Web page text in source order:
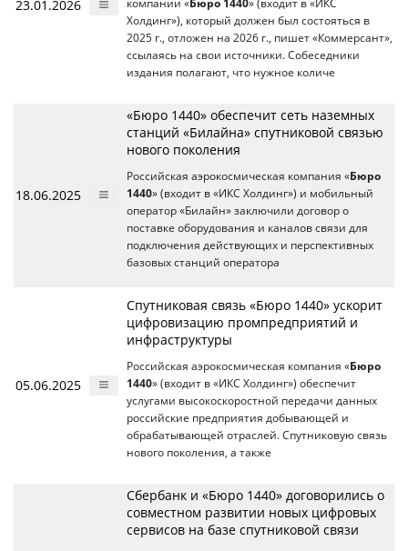
23.01.2026
компании «Бюро 1440» (входит в «ИКС
Холдинг»), который должен был состояться в
2025 г., отложен на 2026 г., пишет «Коммерсант»,
ссылаясь на свои источники. Собеседники
издания полагают, что нужное количе
18.06.2025
«Бюро 1440» обеспечит сеть наземных
станций «Билайна» спутниковой связью
нового поколения
Российская аэрокосмическая компания «Бюро
1440» (входит в «ИКС Холдинг») и мобильный
оператор «Билайн» заключили договор о
поставке оборудования и каналов связи для
подключения действующих и перспективных
базовых станций оператора
05.06.2025
Спутниковая связь «Бюро 1440» ускорит
цифровизацию промпредприятий и
инфраструктуры
Российская аэрокосмическая компания «Бюро
1440» (входит в «ИКС Холдинг») обеспечит
услугами высокоскоростной передачи данных
российские предприятия добывающей и
обрабатывающей отраслей. Спутниковую связь
нового поколения, а также
Сбербанк и «Бюро 1440» договорились о
совместном развитии новых цифровых
сервисов на базе спутниковой связи